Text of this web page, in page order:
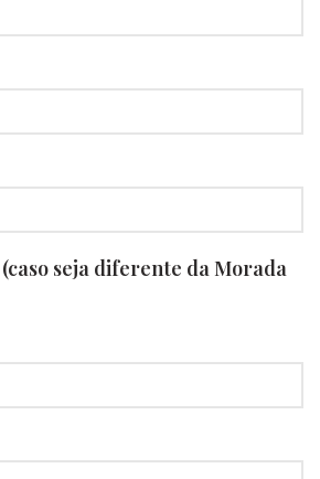
seja diferente da Morada